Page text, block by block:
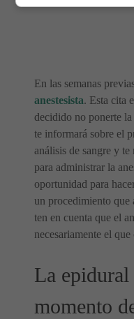
En las semanas
anestesista. Esta cita
decidido no ponerte
te informará sobre el
análisis de sangre y
para administrar la
oportunidad para
un procedimiento que
ten en cuenta que el
necesariamente el
La
momento